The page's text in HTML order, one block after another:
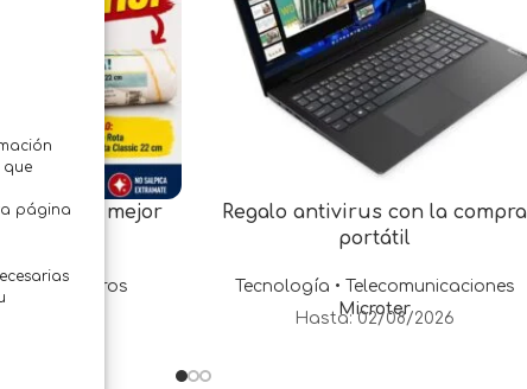
que
página
al mejor
• Suministros
Regalo antivirus con la compra
portátil
Tecnología • Telecomunicaciones
Microter
Hasta: 02/08/2026